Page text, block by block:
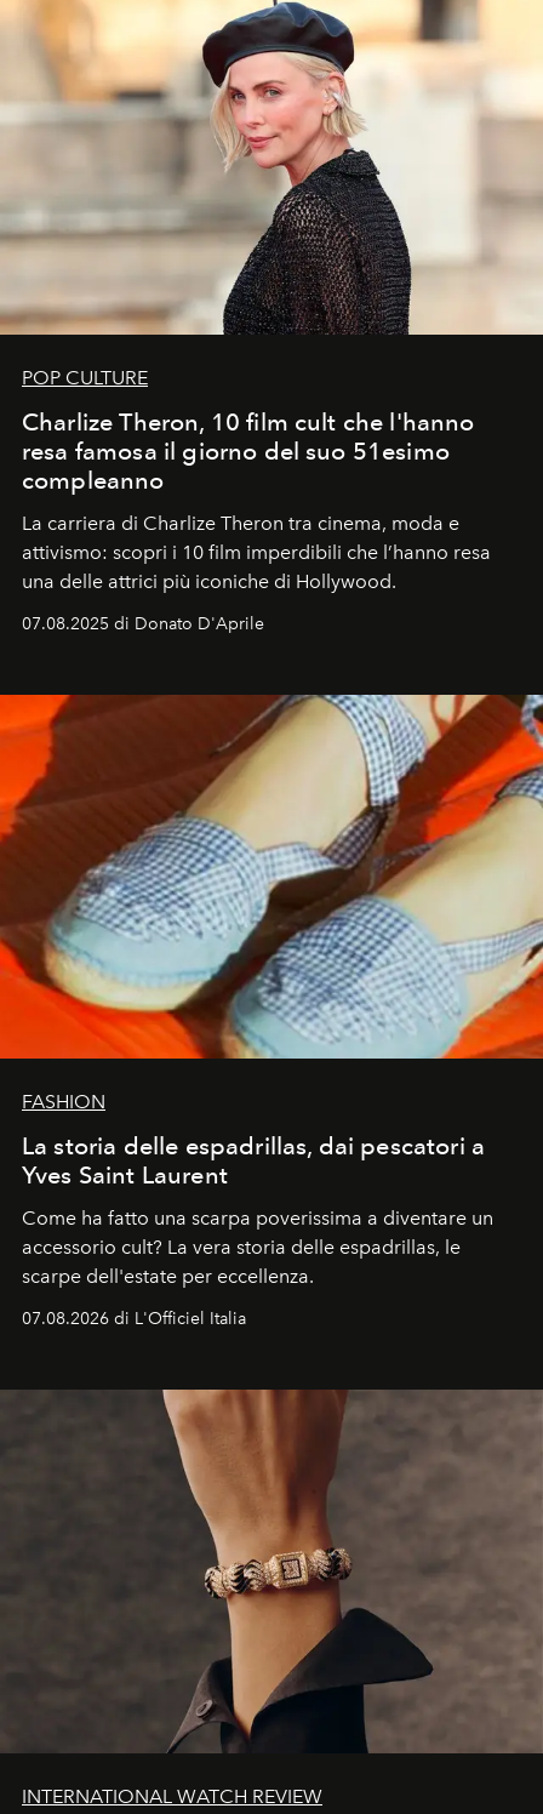
POP CULTURE
Charlize Theron, 10 film cult che l'hanno
resa famosa il giorno del suo 51esimo
compleanno
La carriera di Charlize Theron tra cinema, moda e
attivismo: scopri i 10 film imperdibili che l’hanno resa
una delle attrici più iconiche di Hollywood.
07.08.2025 di Donato D'Aprile
FASHION
La storia delle espadrillas, dai pescatori a
Yves Saint Laurent
Come ha fatto una scarpa poverissima a diventare un
accessorio cult? La vera storia delle espadrillas, le
scarpe dell'estate per eccellenza.
07.08.2026 di L'Officiel Italia
INTERNATIONAL WATCH REVIEW